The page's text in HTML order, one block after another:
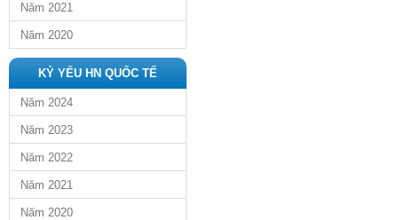
Năm 2021
Năm 2020
KỶ YẾU HN QUỐC TẾ
Năm 2024
Năm 2023
Năm 2022
Năm 2021
Năm 2020